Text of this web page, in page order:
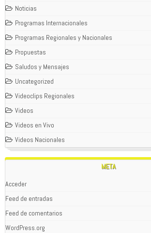
Noticias
Programas Internacionales
Programas Regionales y Nacionales
Propuestas
Saludos y Mensajes
Uncategorized
Videoclips Regionales
Videos
Videos en Vivo
Videos Nacionales
META
Acceder
Feed de entradas
Feed de comentarios
WordPress.org